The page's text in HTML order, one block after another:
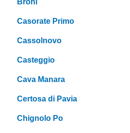
Broni
Casorate Primo
Cassolnovo
Casteggio
Cava Manara
Certosa di Pavia
Chignolo Po